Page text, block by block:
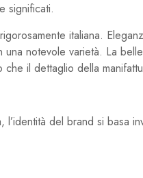
significati.
italiana.
notevole varietà. La
che il dettaglio della
del brand si basa